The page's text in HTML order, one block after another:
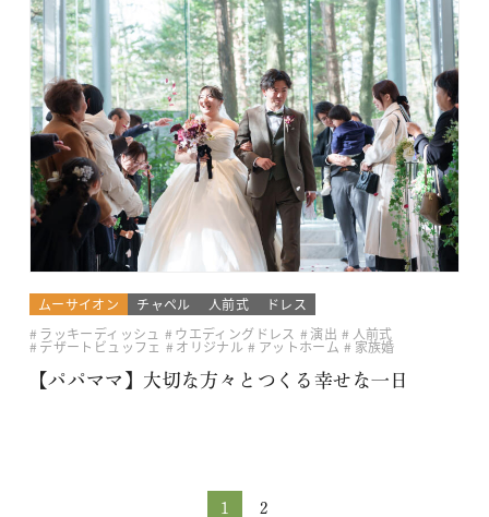
ムーサイオン チャペル 人前式
ドレス
ラッキーディッシュ
ウエディングドレス 演出 人前式
デザートビュッフェ オリジナル アットホーム
家族婚
【パパママ】大切な方々とつくる幸せな一日
1 2